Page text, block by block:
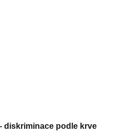
diskriminace podle krve